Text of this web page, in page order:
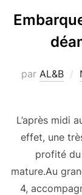
par AL&B
L’après midi
effet, une
profité
mature.Au
4,